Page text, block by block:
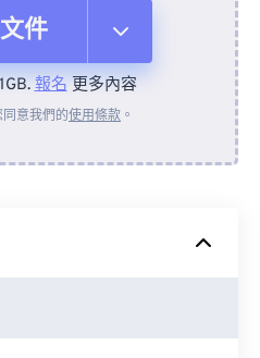
件
雲端硬碟
報名更多內容
意我們的使用條款 。